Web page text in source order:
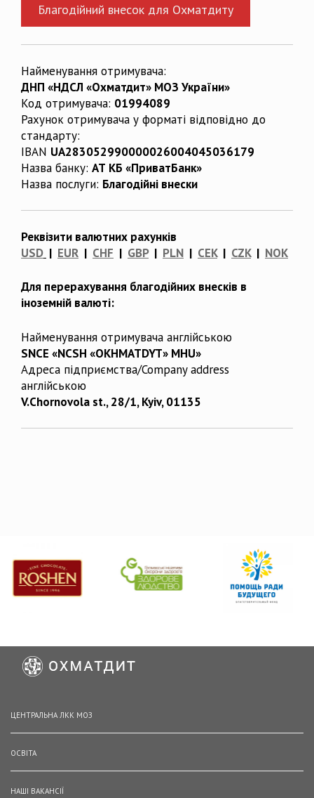
Благодійний внесок для Охматдиту
Найменування отримувача:
ДНП «НДСЛ «Охматдит» МОЗ України»
Код отримувача: 01994089
Рахунок отримувача у форматі відповідно до
стандарту:
IBAN UA283052990000026004045036179
Назва банку: АТ КБ «ПриватБанк»
Назва послуги: Благодійні внески
Реквізити валютних рахунків
USD | EUR | CHF | GBP| PLN | CEK| CZK| NOK
Для перерахування благодійних внесків в
іноземній валюті:
Найменування отримувача англійською
SNCE «NCSH «OKHMATDYT» MHU»
Адреса підприємства/Company address
англійською
V.Chornovola st., 28/1, Kyiv, 01135
ЦЕНТРАЛЬНА ЛКК МОЗ
ОСВІТА
НАШІ ВАКАНСІЇ